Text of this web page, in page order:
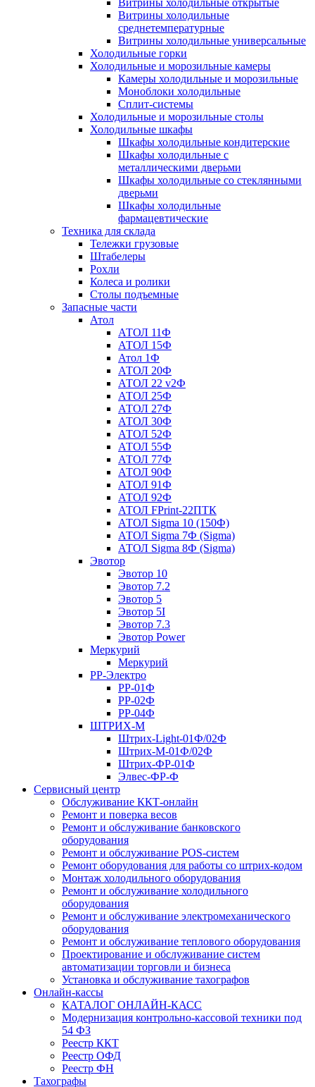
Витрины холодильные открытые
Витрины холодильные
среднетемпературные
Витрины холодильные универсальные
Холодильные горки
Холодильные и морозильные камеры
Камеры холодильные и морозильные
Моноблоки холодильные
Сплит-системы
Холодильные и морозильные столы
Холодильные шкафы
Шкафы холодильные кондитерские
Шкафы холодильные с
металлическими дверьми
Шкафы холодильные со стеклянными
дверьми
Шкафы холодильные
фармацевтические
Техника для склада
Тележки грузовые
Штабелеры
Рохли
Колеса и ролики
Столы подъемные
Запасные части
Атол
АТОЛ 11Ф
АТОЛ 15Ф
Атол 1Ф
АТОЛ 20Ф
АТОЛ 22 v2Ф
АТОЛ 25Ф
АТОЛ 27Ф
АТОЛ 30Ф
АТОЛ 52Ф
АТОЛ 55Ф
АТОЛ 77Ф
АТОЛ 90Ф
АТОЛ 91Ф
АТОЛ 92Ф
АТОЛ FPrint-22ПТК
АТОЛ Sigma 10 (150Ф)
АТОЛ Sigma 7Ф (Sigma)
АТОЛ Sigma 8Ф (Sigma)
Эвотор
Эвотор 10
Эвотор 7.2
Эвотор 5
Эвотор 5I
Эвотор 7.3
Эвотор Power
Меркурий
Меркурий
РР-Электро
РР-01Ф
РР-02Ф
РР-04Ф
ШТРИХ-М
Штрих-Light-01Ф/02Ф
Штрих-М-01Ф/02Ф
Штрих-ФР-01Ф
Элвес-ФР-Ф
Сервисный центр
Обслуживание ККТ-онлайн
Ремонт и поверка весов
Ремонт и обслуживание банковского
оборудования
Ремонт и обслуживание POS-систем
Ремонт оборудования для работы со штрих-кодом
Монтаж холодильного оборудования
Ремонт и обслуживание холодильного
оборудования
Ремонт и обслуживание электромеханического
оборудования
Ремонт и обслуживание теплового оборудования
Проектирование и обслуживание систем
автоматизации торговли и бизнеса
Установка и обслуживание тахографов
Онлайн-кассы
КАТАЛОГ ОНЛАЙН-КАСС
Модернизация контрольно-кассовой техники под
54 ФЗ
Реестр ККТ
Реестр ОФД
Реестр ФН
Тахографы